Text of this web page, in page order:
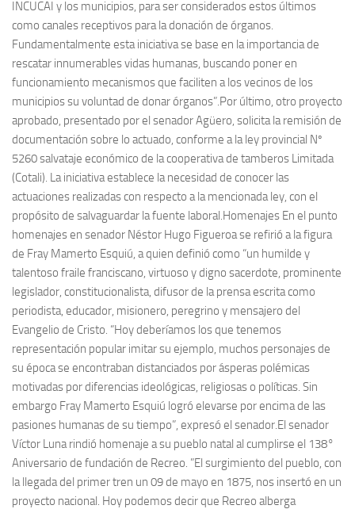
INCUCAI y los municipios, para ser considerados estos últimos
como canales receptivos para la donación de órganos.
Fundamentalmente esta iniciativa se base en la importancia de
rescatar innumerables vidas humanas, buscando poner en
funcionamiento mecanismos que faciliten a los vecinos de los
municipios su voluntad de donar órganos”.Por último, otro proyecto
aprobado, presentado por el senador Agüero, solicita la remisión de
documentación sobre lo actuado, conforme a la ley provincial Nº
5260 salvataje económico de la cooperativa de tamberos Limitada
(Cotali). La iniciativa establece la necesidad de conocer las
actuaciones realizadas con respecto a la mencionada ley, con el
propósito de salvaguardar la fuente laboral.Homenajes En el punto
homenajes en senador Néstor Hugo Figueroa se refirió a la figura
de Fray Mamerto Esquiú, a quien definió como “un humilde y
talentoso fraile franciscano, virtuoso y digno sacerdote, prominente
legislador, constitucionalista, difusor de la prensa escrita como
periodista, educador, misionero, peregrino y mensajero del
Evangelio de Cristo. “Hoy deberíamos los que tenemos
representación popular imitar su ejemplo, muchos personajes de
su época se encontraban distanciados por ásperas polémicas
motivadas por diferencias ideológicas, religiosas o políticas. Sin
embargo Fray Mamerto Esquiú logró elevarse por encima de las
pasiones humanas de su tiempo”, expresó el senador.El senador
Víctor Luna rindió homenaje a su pueblo natal al cumplirse el 138°
Aniversario de fundación de Recreo. ”El surgimiento del pueblo, con
la llegada del primer tren un 09 de mayo en 1875, nos insertó en un
proyecto nacional. Hoy podemos decir que Recreo alberga